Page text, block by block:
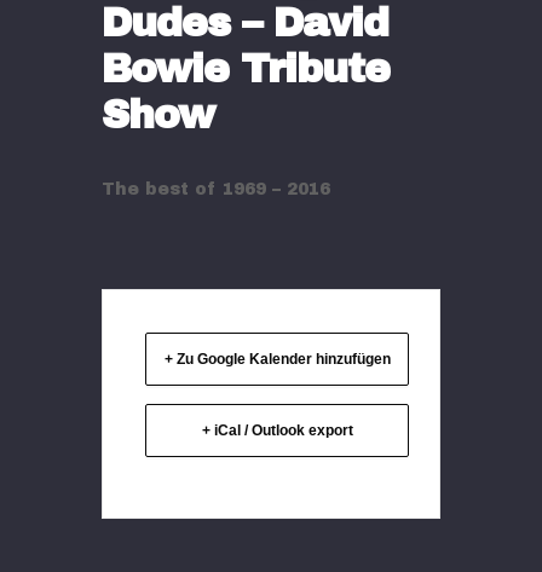
Dudes – David
Bowie Tribute
Show
The best of 1969 – 2016
+ Zu Google Kalender hinzufügen
+ iCal / Outlook export